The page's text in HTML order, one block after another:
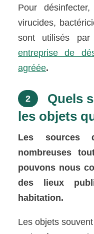
Pour
virucides,
sont utilisés par
entreprise de
agréée.
2
Quels
les objets
Les sources
nombreuses
pouvons nous
des lieux
habitation.
Les objets